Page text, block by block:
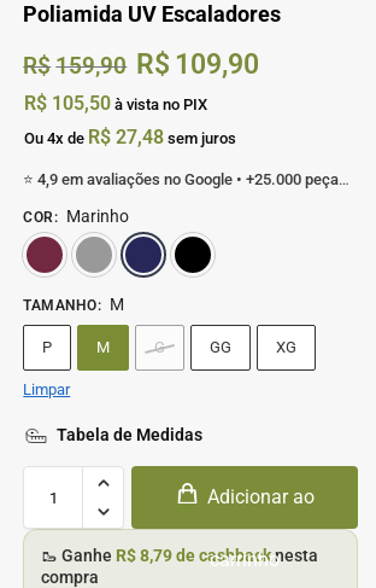
Poliamida UV Escaladores
R$159,90 R$ 109,90
R$ 105,50 à vista no PIX
Ou 4x de R$ 27,48 sem juros
⭐ 4,9 em avaliações no Google • +25.000 peças enviadas
COR: Marinho
Bordô Cinza
TAMANHO: M
P M G GG XG
Limpar
Tabela de Medidas
Adicionar ao
carrinho
🥾 Ganhe R$ 8,79 de cashbacknesta
compra